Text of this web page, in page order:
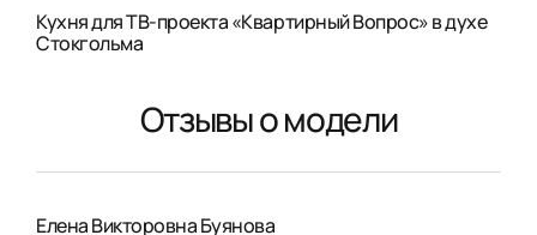
Кухня для ТВ-проекта «Квартирный Вопрос» в духе
Стокгольма
Отзывы о модели
Елена Викторовна Буянова